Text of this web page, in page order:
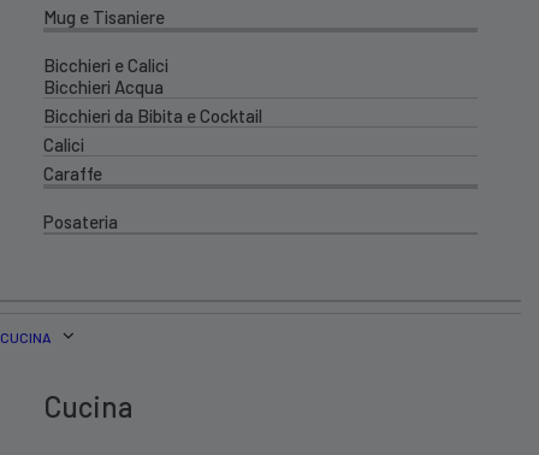
Mug e Tisaniere
Bicchieri e Calici
Bicchieri Acqua
Bicchieri da Bibita e Cocktail
Calici
Caraffe
Posateria
CUCINA
Cucina